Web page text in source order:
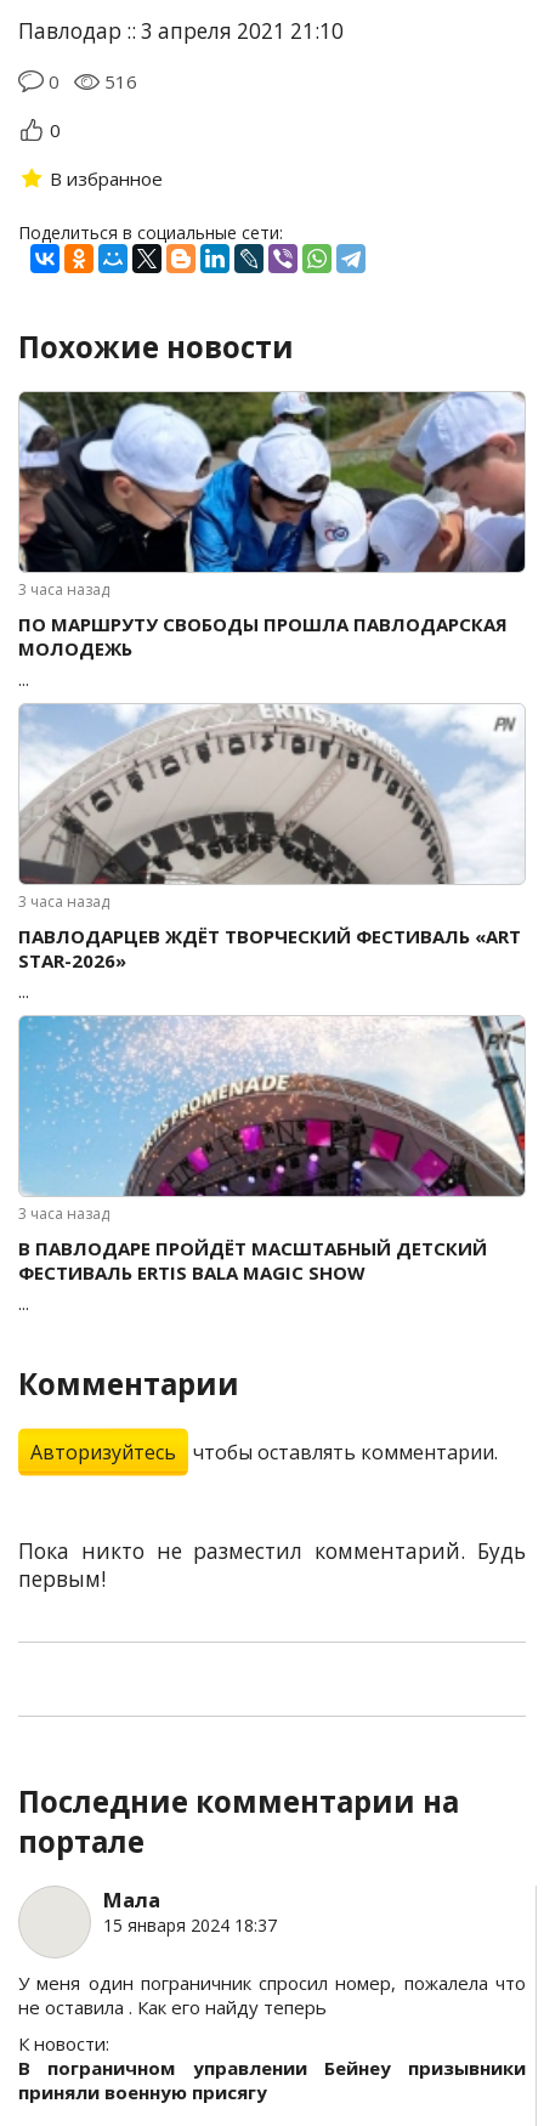
Павлодар :: 3 апреля 2021 21:10
0
516
0
В избранное
Поделиться в социальные сети:
Похожие новости
3 часа назад
ПО МАРШРУТУ СВОБОДЫ ПРОШЛА ПАВЛОДАРСКАЯ
МОЛОДЕЖЬ
...
3 часа назад
ПАВЛОДАРЦЕВ ЖДЁТ ТВОРЧЕСКИЙ ФЕСТИВАЛЬ «ART
STAR-2026»
...
3 часа назад
В ПАВЛОДАРЕ ПРОЙДЁТ МАСШТАБНЫЙ ДЕТСКИЙ
ФЕСТИВАЛЬ ERTIS BALA MAGIC SHOW
...
Комментарии
Авторизуйтесь чтобы оставлять комментарии.
Пока никто не разместил комментарий. Будь
первым!
Последние комментарии на
портале
Мала
15 января 2024 18:37
У меня один пограничник спросил номер, пожалела что
не оставила . Как его найду теперь
К новости:
В пограничном управлении Бейнеу призывники
приняли военную присягу